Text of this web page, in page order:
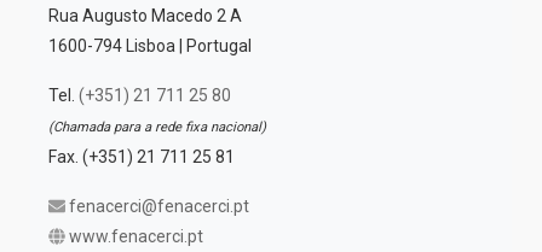
Rua Augusto Macedo 2 A
1600-794 Lisboa | Portugal
Tel. (+351) 21 711 25 80
(Chamada para a rede fixa nacional)
Fax. (+351) 21 711 25 81
fenacerci@fenacerci.pt
www.fenacerci.pt